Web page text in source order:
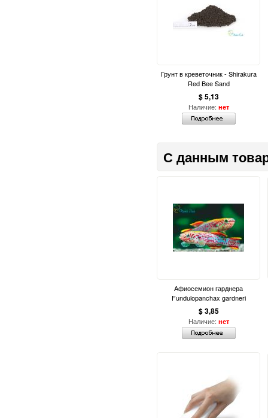
Грунт в креветочник - Shirakura
Red Bee Sand
$ 5,13
Наличие: нет
С данным
Афиосемион гарднера
Fundulopanchax gardneri
$ 3,85
Наличие: нет